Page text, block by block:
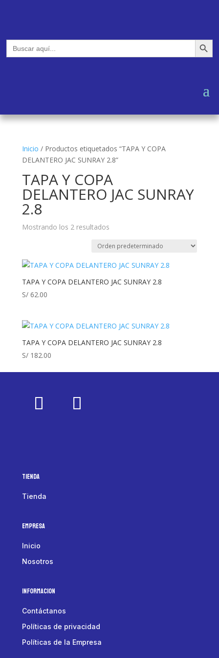
Buscar: Botón de
Inicio / Productos etiquetados “TAPA Y COPA
DELANTERO JAC SUNRAY 2.8”
TAPA Y COPA
DELANTERO JAC SUNRAY
2.8
Mostrando los 2 resultados
TAPA Y COPA DELANTERO JAC SUNRAY 2.8
S/62.00
TAPA Y COPA DELANTERO JAC SUNRAY 2.8
S/182.00
Tienda
Tienda
Empresa
Inicio
Nosotros
Informacion
Contáctanos
Políticas de privacidad
Políticas de la Empresa